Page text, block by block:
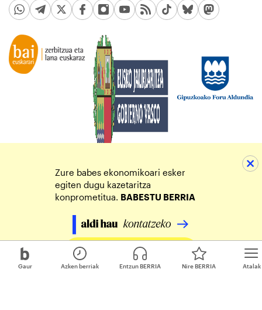
Gaur Atalak
Azken berriak Entzun BERRIA Nire BERRIA
Zure babes ekonomikoari esker
egiten dugu kazetaritza
konprometitua. BABESTU BERRIA
Egin zure ekarpena